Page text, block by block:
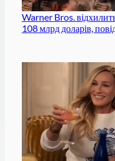
Warner Bros.
108 млрд доларів,